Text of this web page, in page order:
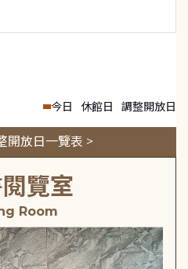
今日 休館日 調整開放日
開放日一覽表 >
覽室
Room